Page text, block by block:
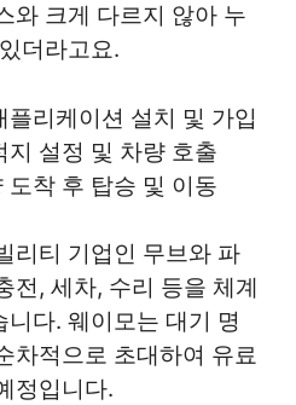
와 크게 다르지 않아 누
더라고요.
플리케이션 설치 및 가입
지 설정 및 차량 호출
도착 후 탑승 및 이동
리티 기업인 무브와 파
전, 세차, 수리 등을 체계
다. 웨이모는 대기 명
차적으로 초대하여 유료
정입니다.